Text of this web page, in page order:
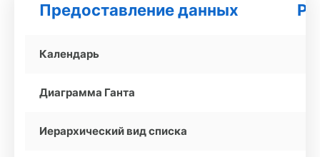
Предоставление данных
Календарь
Диаграмма Ганта
Иерархический вид списка